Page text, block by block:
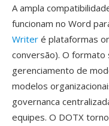
A ampla
funcionam no Word
Writer é plataformas
conversão). O
gerenciamento de
modelos
governanca
equipes. O DOTX